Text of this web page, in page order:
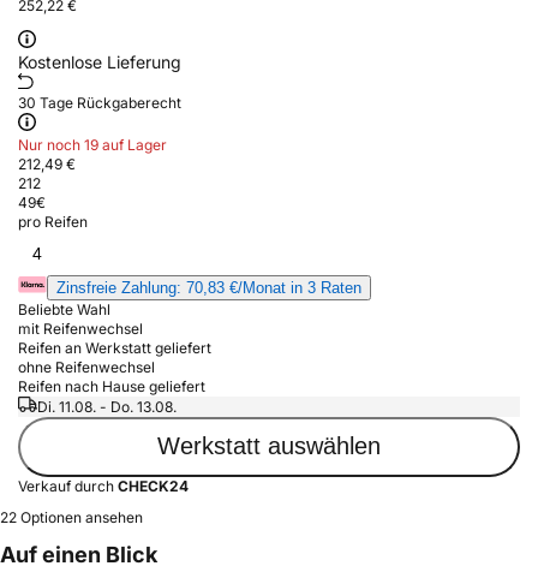
252,22 €
Kostenlose Lieferung
30 Tage Rückgaberecht
Nur noch 19 auf Lager
212,49 €
212
49€
pro Reifen
4
Zinsfreie Zahlung: 70,83 €/Monat in 3 Raten
Beliebte Wahl
mit Reifenwechsel
Reifen an Werkstatt geliefert
ohne Reifenwechsel
Reifen nach Hause geliefert
Di. 11.08. - Do. 13.08.
Werkstatt auswählen
Verkauf durch CHECK24
22 Optionen ansehen
Auf einen Blick